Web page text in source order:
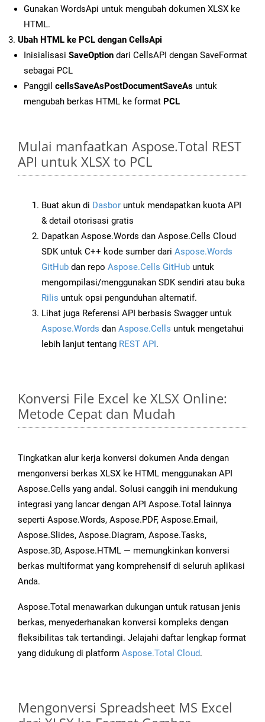
Gunakan WordsApi untuk mengubah dokumen XLSX ke
HTML.
Ubah HTML ke PCL dengan CellsApi
Inisialisasi SaveOption dari CellsAPI dengan SaveFormat
sebagai PCL
Panggil cellsSaveAsPostDocumentSaveAs untuk
mengubah berkas HTML ke format PCL
Mulai manfaatkan Aspose.Total REST
API untuk XLSX to PCL
Buat akun di Dasbor untuk mendapatkan kuota API
& detail otorisasi gratis
Dapatkan Aspose.Words dan Aspose.Cells Cloud
SDK untuk C++ kode sumber dari Aspose.Words
GitHub dan repo Aspose.Cells GitHub untuk
mengompilasi/menggunakan SDK sendiri atau buka
Rilis untuk opsi pengunduhan alternatif.
Lihat juga Referensi API berbasis Swagger untuk
Aspose.Words dan Aspose.Cells untuk mengetahui
lebih lanjut tentang REST API.
Konversi File Excel ke XLSX Online:
Metode Cepat dan Mudah
Tingkatkan alur kerja konversi dokumen Anda dengan
mengonversi berkas XLSX ke HTML menggunakan API
Aspose.Cells yang andal. Solusi canggih ini mendukung
integrasi yang lancar dengan API Aspose.Total lainnya
seperti Aspose.Words, Aspose.PDF, Aspose.Email,
Aspose.Slides, Aspose.Diagram, Aspose.Tasks,
Aspose.3D, Aspose.HTML — memungkinkan konversi
berkas multiformat yang komprehensif di seluruh aplikasi
Anda.
Aspose.Total menawarkan dukungan untuk ratusan jenis
berkas, menyederhanakan konversi kompleks dengan
fleksibilitas tak tertandingi. Jelajahi daftar lengkap format
yang didukung di platform Aspose.Total Cloud.
Mengonversi Spreadsheet MS Excel